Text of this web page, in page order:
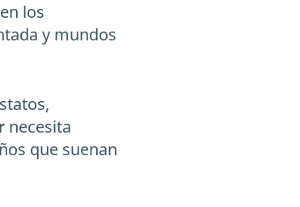
los
y mundos
necesita
que suenan